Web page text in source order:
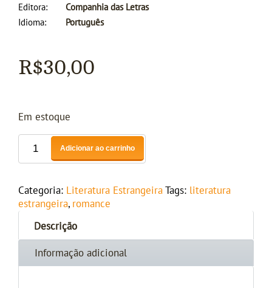
Editora
Companhia das Letras
Idioma
Português
R$30,00
Em estoque
Adicionar ao carrinho
Categoria: Literatura Estrangeira Tags: literatura
estrangeira, romance
Descrição
Informação adicional